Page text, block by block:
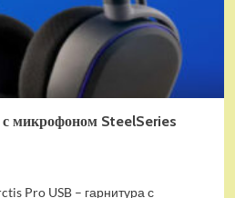
микрофоном SteelSeries
Pro USB – гарнитура с